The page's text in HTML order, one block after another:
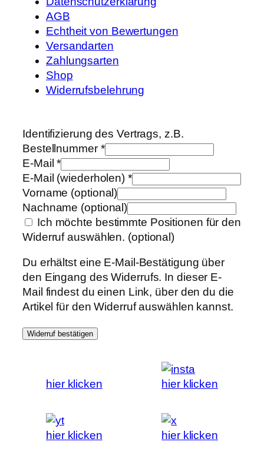
AGB
Echtheit von Bewertungen
Versandarten
Zahlungsarten
Shop
Widerrufsbelehrung
Identifizierung des Vertrags, z.B.
Bestellnummer *
E-Mail*
E-Mail (wiederholen) *
Vorname (optional)
Nachname (optional)
Ich möchte bestimmte Positionen für den
Widerruf auswählen. (optional)
Du erhältst eine E-Mail-Bestätigung über
den Eingang des Widerrufs. In dieser E-
Mail findest du einen Link, über den du die
Artikel für den Widerruf auswählen kannst.
Widerruf bestätigen
hier klicken hier klicken
hier klicken hier klicken